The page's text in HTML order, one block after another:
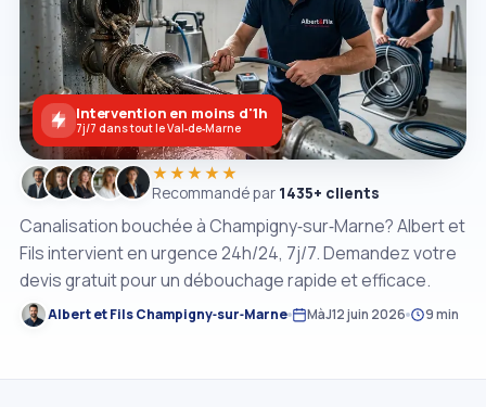
Canalisation bouchée à Champigny‑sur‑Marne? Albert et
Fils intervient en urgence 24h/24, 7j/7. Demandez votre
devis gratuit pour un débouchage rapide et efficace.
Albert et Fils Champigny‑sur‑Marne MàJ12 juin 2026 9 min
★★★★★
Recommandé par 1435+ clients
Intervention en moins d'1h
7j/7 dans tout le Val‑de‑Marne